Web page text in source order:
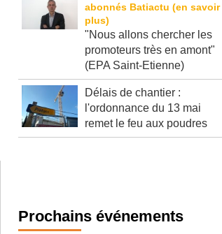
"Nous allons chercher les
promoteurs très en amont"
(EPA Saint-Etienne)
Délais de chantier :
l'ordonnance du 13 mai
remet le feu aux poudres
Prochains événements